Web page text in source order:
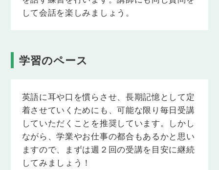
ます。
います。
レッスン１１〜１９の復習
これまでに学習した内容をおさらいします。
Lesson 21
感情２
「感情」をテーマに語彙・フレーズを学習
し、それらを使って講師と会話の練習を行い
ます。
して会話を楽しみましょう。
学習のペース
英語に耳や口を慣らさせ、長期記憶として定
着させていくためにも、可能な限り毎日受講
していただくことを推奨しています。しかし
ながら、学業やお仕事の都合もあるかと思い
ますので、まずは週２回の受講を目安に継続
してみましょう！